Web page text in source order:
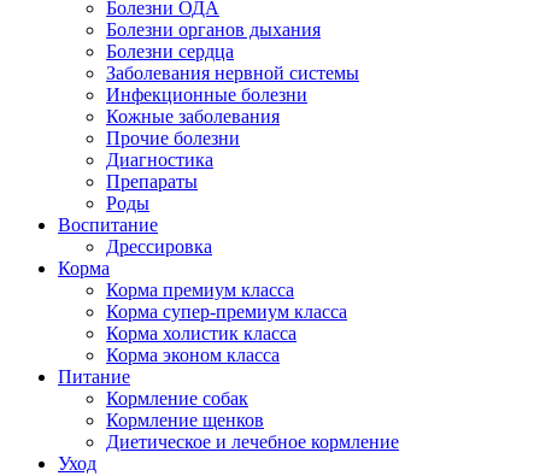
Болезни ОДА
Болезни органов дыхания
Болезни сердца
Заболевания нервной системы
Инфекционные болезни
Кожные заболевания
Прочие болезни
Диагностика
Препараты
Роды
Воспитание
Дрессировка
Корма
Корма премиум класса
Корма супер-премиум класса
Корма холистик класса
Корма эконом класса
Питание
Кормление собак
Кормление щенков
Диетическое и лечебное кормление
Уход